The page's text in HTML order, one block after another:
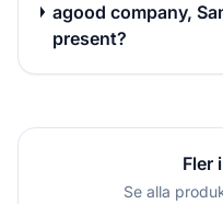
agood company,
present?
Fler
Se alla